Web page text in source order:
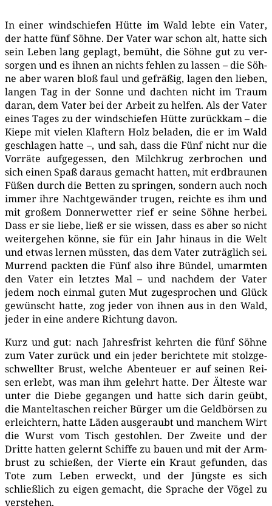
In einer wind­schie­fen Hüt­te im Wald leb­te ein Vater,
der hat­te fünf Söh­ne. Der Vater war schon alt, hat­te sich
sein Leben lang geplagt, bemüht, die Söh­ne gut zu ver­
sor­gen und es ihnen an nichts feh­len zu las­sen – die Söh­
ne aber waren bloß faul und gefrä­ßig, lagen den lie­ben,
lan­gen Tag in der Son­ne und dach­ten nicht im Traum
dar­an, dem Vater bei der Arbeit zu hel­fen. Als der Vater
eines Tages zu der wind­schie­fen Hüt­te zurück­kam – die
Kie­pe mit vie­len Klaf­tern Holz bela­den, die er im Wald
geschla­gen hat­te –, und sah, dass die Fünf nicht nur die
Vor­rä­te auf­ge­ges­sen, den Milch­krug zer­bro­chen und
sich einen Spaß dar­aus gemacht hat­ten, mit erd­brau­nen
Füßen durch die Bet­ten zu sprin­gen, son­dern auch noch
immer ihre Nacht­ge­wän­der tru­gen, reich­te es ihm und
mit gro­ßem Don­ner­wet­ter rief er sei­ne Söh­ne her­bei.
Dass er sie lie­be, ließ er sie wis­sen, dass es aber so nicht
wei­ter­ge­hen kön­ne, sie für ein Jahr hin­aus in die Welt
und etwas ler­nen müss­ten, das dem Vater zuträg­lich sei.
Mur­rend pack­ten die Fünf also ihre Bün­del, umarm­ten
den Vater ein letz­tes Mal – und nach­dem der Vater
jedem noch ein­mal guten Mut zuge­spro­chen und Glück
gewünscht hat­te, zog jeder von ihnen aus in den Wald,
jeder in eine ande­re Rich­tung davon.
Kurz und gut: nach Jah­res­frist kehr­ten die fünf Söh­ne
zum Vater zurück und ein jeder berich­te­te mit stolz­ge­
schwell­ter Brust, wel­che Aben­teu­er er auf sei­nen Rei­
sen erlebt, was man ihm gelehrt hat­te. Der Ältes­te war
unter die Die­be gegan­gen und hat­te sich dar­in geübt,
die Man­tel­ta­schen rei­cher Bür­ger um die Geld­bör­sen zu
erleich­tern, hat­te Läden aus­ge­raubt und man­chem Wirt
die Wurst vom Tisch gestoh­len. Der Zwei­te und der
Drit­te hat­ten gelernt Schif­fe zu bau­en und mit der Arm­
brust zu schie­ßen, der Vier­te ein Kraut gefun­den, das
Tote zum Leben erweckt, und der Jüngs­te es sich
schließ­lich zu eigen gemacht, die Spra­che der Vögel zu
verstehen.